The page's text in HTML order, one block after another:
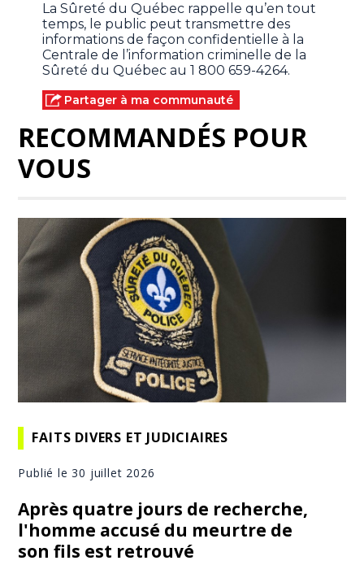
La Sûreté du Québec rappelle qu’en tout
temps, le public peut transmettre des
informations de façon confidentielle à la
Centrale de l’information criminelle de la
Sûreté du Québec au 1 800 659-4264.
Partager à ma communauté
RECOMMANDÉS POUR
VOUS
FAITS DIVERS ET JUDICIAIRES
Publié le 30 juillet 2026
Après quatre jours de recherche,
l'homme accusé du meurtre de
son fils est retrouvé